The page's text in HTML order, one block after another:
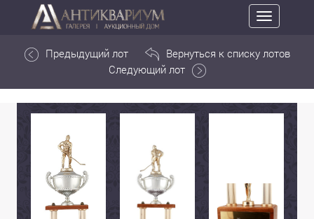
Toggle
navigation
Предыдущий лот
Вернуться к списку лотов
Следующий лот